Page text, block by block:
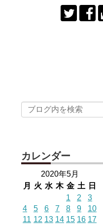
カレンダー
2020年5月
月
火 水 木 金 土 日
1 2
3
4
5 6 7 8 9
10
11 12 13 14 15 16 17